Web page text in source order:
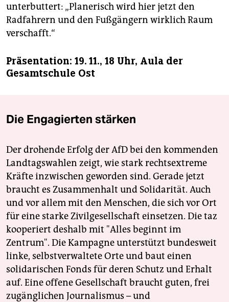
unterbuttert: „Planerisch wird hier jetzt den
Radfahrern und den Fußgängern wirklich Raum
verschafft.“
Präsentation: 19. 11., 18 Uhr, Aula der
Gesamtschule Ost
Die Engagierten stärken
Der drohende Erfolg der AfD bei den kommenden
Landtagswahlen zeigt, wie stark rechtsextreme
Kräfte inzwischen geworden sind. Gerade jetzt
braucht es Zusammenhalt und Solidarität. Auch
und vor allem mit den Menschen, die sich vor Ort
für eine starke Zivilgesellschaft einsetzen. Die taz
kooperiert deshalb mit "Alles beginnt im
Zentrum". Die Kampagne unterstützt bundesweit
linke, selbstverwaltete Orte und baut einen
solidarischen Fonds für deren Schutz und Erhalt
auf. Eine offene Gesellschaft braucht guten, frei
zugänglichen Journalismus – und